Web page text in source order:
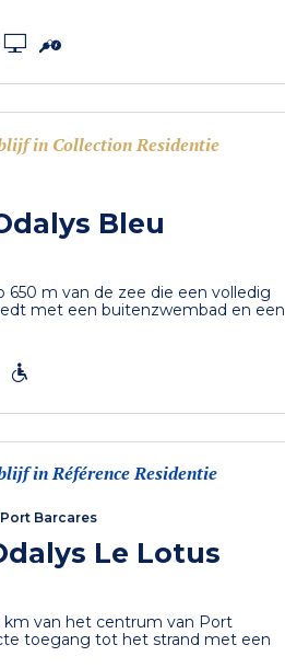
in Collection Residentie
Bleu
650 m van de zee die een volledig
met een buitenzwembad en een
in Référence Residentie
Port Barcares
Le Lotus
km van het centrum van Port
toegang tot het strand met een